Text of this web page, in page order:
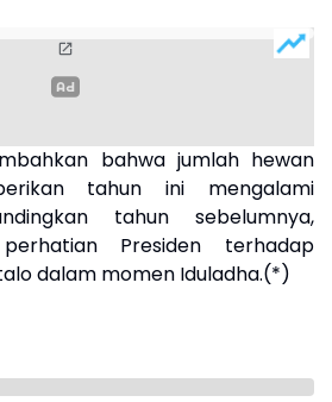
bahwa jumlah hewan
tahun ini mengalami
tahun sebelumnya,
Presiden terhadap
dalam momen Iduladha.(*)